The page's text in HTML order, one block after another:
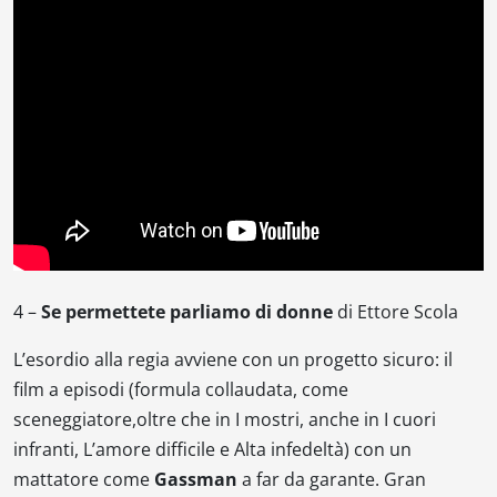
4 –Se permettete parliamo di donne di Ettore Scola
L’esordio alla regia avviene con un progetto sicuro: il
film a episodi (formula collaudata, come
sceneggiatore,oltre che in I mostri, anche in I cuori
infranti, L’amore difficile eAlta infedeltà) con un
mattatore come Gassman a far da garante. Gran